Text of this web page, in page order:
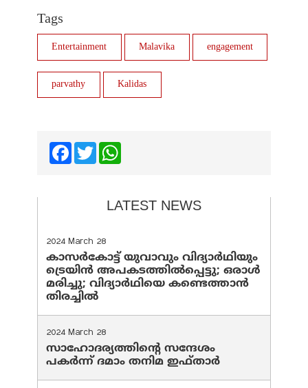
Tags
Entertainment Malavika engagement
parvathy Kalidas
FacebookTwitter
LATEST NEWS
2024 March 28
കാസർകോട്ട് യുവാവും വിദ്യാർഥിയും
ട്രെയിൻ അപകടത്തിൽപ്പെട്ടു; ഒരാൾ
മരിച്ചു; വിദ്യാർഥിയെ കണ്ടെത്താൻ
തിരച്ചിൽ
2024 March 28
സാഹോദര്യത്തിന്റെ സന്ദേശം
പകർന്ന് ദമാം തനിമ ഇഫ്‌താർ